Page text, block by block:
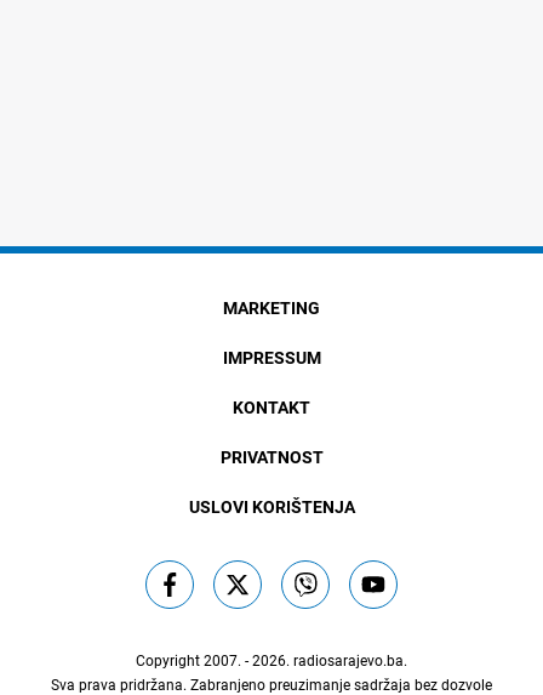
MARKETING
IMPRESSUM
KONTAKT
PRIVATNOST
USLOVI KORIŠTENJA
Copyright 2007. - 2026. radiosarajevo.ba.
Sva prava pridržana. Zabranjeno preuzimanje sadržaja bez dozvole